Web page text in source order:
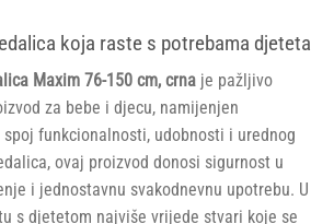
koja raste s potrebama djeteta
Maxim 76-150 cm, crna je pažljivo
za bebe i djecu, namijenjen
funkcionalnosti, udobnosti i urednog
ovaj proizvod donosi sigurnost u
i jednostavnu svakodnevnu upotrebu. U
s djetetom najviše vrijede stvari koje se